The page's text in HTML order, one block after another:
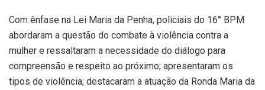
Com ênfase na Lei Maria da Penha, policiais do 16° BPM
abordaram a questão do combate à violência contra a
mulher e ressaltaram a necessidade do diálogo para
compreensão e respeito ao próximo; apresentaram os
tipos de violência; destacaram a atuação da Ronda Maria da